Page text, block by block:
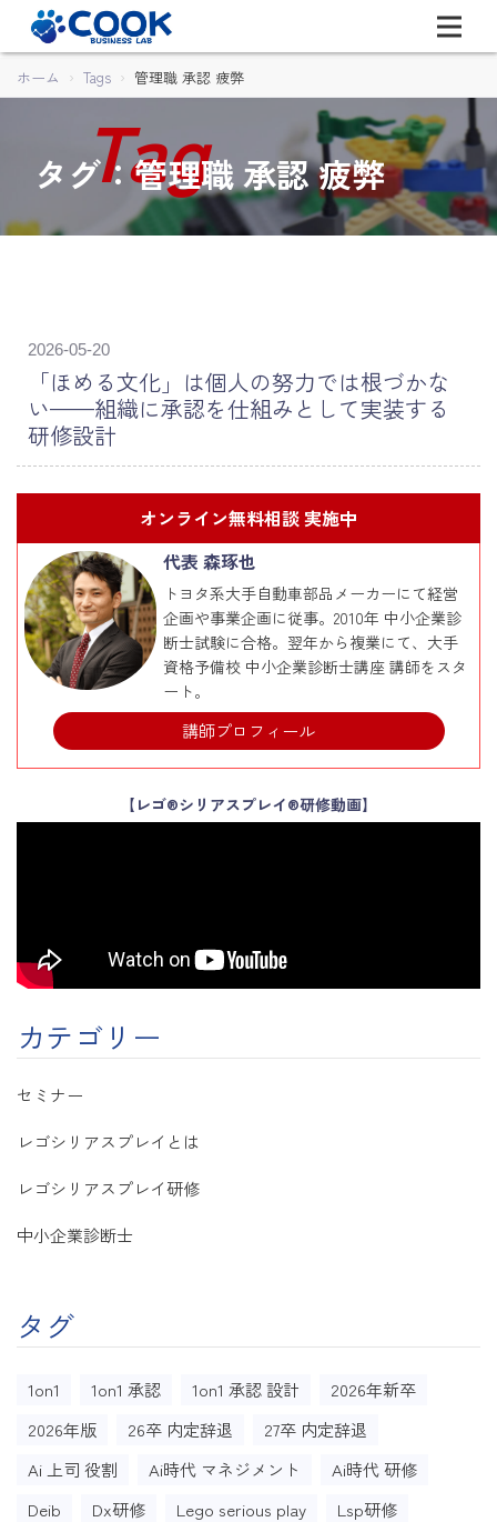
ホーム Tags 管理職 承認 疲弊
タグ：管理職 承認 疲弊
2026-05-20
「ほめる文化」は個人の努力では根づかな
い——組織に承認を仕組みとして実装する
研修設計
オンライン無料相談 実施中
代表 森琢也
トヨタ系大手自動車部品メーカーにて経営
企画や事業企画に従事。2010年 中小企業診
断士試験に合格。翌年から複業にて、大手
資格予備校 中小企業診断士講座 講師をスタ
ート。
講師プロフィール
【レゴ®シリアスプレイ®研修動画】
カテゴリー
セミナー
レゴシリアスプレイとは
レゴシリアスプレイ研修
中小企業診断士
タグ
1on1 1on1 承認 1on1 承認 設計
2026年新卒
2026年版
26卒 内定辞退
27卒 内定辞退
Ai 上司 役割
Ai時代 マネジメント
Ai時代 研修
Deib
Dx研修 Lego serious play
Lsp研修